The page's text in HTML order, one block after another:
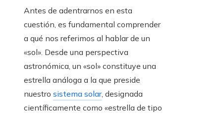
Antes de adentrarnos en esta
cuestión, es fundamental comprender
a qué nos referimos al hablar de un
«sol». Desde una perspectiva
astronómica, un «sol» constituye una
estrella análoga a la que preside
nuestro sistema solar, designada
científicamente como «estrella de tipo